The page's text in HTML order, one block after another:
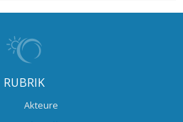
RUBRIK
Akteure